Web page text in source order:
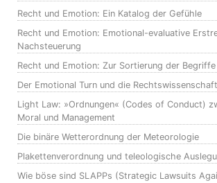
Recht und Emotion: Ein Katalog der Gefühle
Recht und Emotion: Emotional-evaluative
Nachsteuerung
Recht und Emotion: Zur Sortierung der Begriffe
Der Emotional Turn und die Rechtswissenschaft
Light Law: »Ordnungen« (Codes of Conduct)
Moral und Management
Die binäre Wetterordnung der Meteorologie
Plakettenverordnung und teleologische
Wie böse sind SLAPPs (Strategic Lawsuits